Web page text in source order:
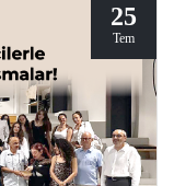
25
Tem